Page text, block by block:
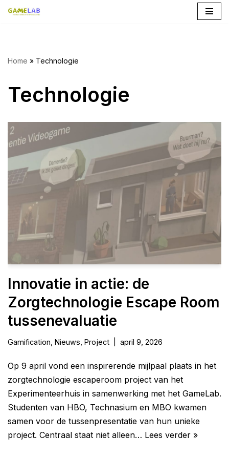
de
Home » Technologie
Technologie
Innovatie in actie: de
Zorgtechnologie Escape Room
tussenevaluatie
Gamification Nieuws Project april 9, 2026
Op 9 april vond een inspirerende mijlpaal plaats in het
zorgtechnologie escaperoom project van het
Experimenteerhuis in samenwerking met het GameLab.
Studenten van HBO, Technasium en MBO kwamen
samen voor de tussenpresentatie van hun unieke
project. Centraal staat niet alleen… Lees verder »